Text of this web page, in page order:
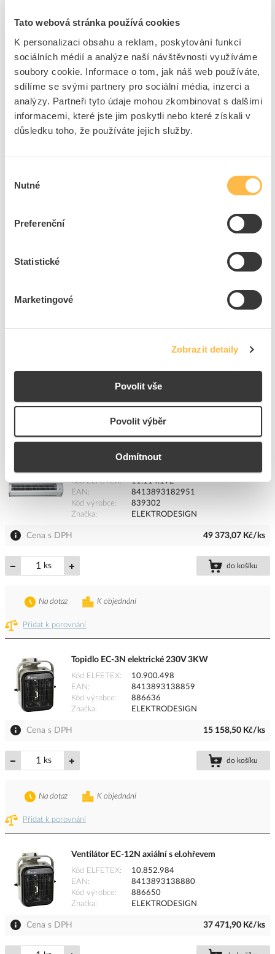
Tato webová stránka používá cookies
K personalizaci obsahu a reklam, poskytování funkcí
sociálních médií a analýze naší návštěvnosti využíváme
soubory cookie. Informace o tom, jak náš web používáte,
sdílíme se svými partnery pro sociální média, inzerci a
analýzy. Partneři tyto údaje mohou zkombinovat s dalšími
informacemi, které jste jim poskytli nebo které získali v
důsledku toho, že používáte jejich služby.
souhlasu
Nutné
Preferenční
Statistické
Marketingové
Zobrazit detaily
Povolit vše
Povolit výběr
Odmítnout
K objednání
Na dotaz
Ohřívač MBE 100/0,4 R2 elektronický
Kód ELFETEX
11.023.473
Značka
ELEKTRODESIGN
Cena s DPH 14 715,92 Kč/ks
do košíku
Na dotaz
Kód ELFETEX
ks do košíku
K objednání
Na dotaz
Kód ELFETEX
11.114.192
EAN
8413893182951
Kód výrobce
839302
Značka
ELEKTRODESIGN
Cena s DPH 49 373,07 Kč/ks
ks do košíku
Přidat k porovnání
K objednání
Na dotaz
Topidlo EC-3N elektrické 230V 3KW
Kód ELFETEX
10.900.498
EAN
8413893138859
Kód výrobce
886636
Značka
ELEKTRODESIGN
Cena s DPH 15 158,50 Kč/ks
ks do košíku
Přidat k porovnání
K objednání
Na dotaz
Ventilátor EC-12N axiální s el.ohřevem
Kód ELFETEX
10.852.984
EAN
8413893138880
Kód výrobce
886650
Značka
ELEKTRODESIGN
Cena s DPH 37 471,90 Kč/ks